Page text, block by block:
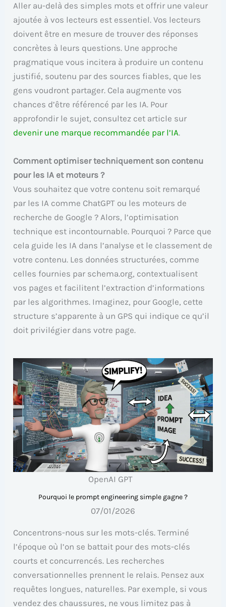
Aller au-delà des simples mots et offrir une valeur
ajoutée à vos lecteurs est essentiel. Vos lecteurs
doivent être en mesure de trouver des réponses
concrètes à leurs questions. Une approche
pragmatique vous incitera à produire un contenu
justifié, soutenu par des sources fiables, que les
gens voudront partager. Cela augmente vos
chances d’être référencé par les IA. Pour
approfondir le sujet, consultez cet article sur
devenir une marque recommandée par l’IA.
Comment optimiser techniquement son contenu
pour les IA et moteurs ?
Vous souhaitez que votre contenu soit remarqué
par les IA comme ChatGPT ou les moteurs de
recherche de Google ? Alors, l’optimisation
technique est incontournable. Pourquoi ? Parce que
cela guide les IA dans l’analyse et le classement de
votre contenu. Les données structurées, comme
celles fournies par schema.org, contextualisent
vos pages et facilitent l’extraction d’informations
par les algorithmes. Imaginez, pour Google, cette
structure s’apparente à un GPS qui indique ce qu’il
doit privilégier dans votre page.
OpenAI GPT
Pourquoi le prompt engineering simple gagne ?
07/01/2026
Concentrons-nous sur les mots-clés. Terminé
l’époque où l’on se battait pour des mots-clés
courts et concurrencés. Les recherches
conversationnelles prennent le relais. Pensez aux
requêtes longues, naturelles. Par exemple, si vous
vendez des chaussures, ne vous limitez pas à